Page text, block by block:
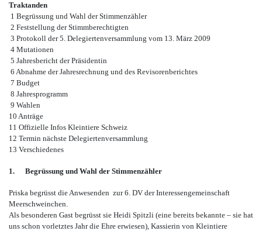
Traktanden
1 Begrüssung und Wahl der Stimmenzähler
2 Feststellung der Stimmberechtigten
3 Protokoll der 5. Delegiertenversammlung vom 13. März 2009
4 Mutationen
5 Jahresbericht der Präsidentin
6 Abnahme der Jahresrechnung und des Revisorenberichtes
7 Budget
8 Jahresprogramm
9 Wahlen
10 Anträge
11 Offizielle Infos Kleintiere Schweiz
12 Termin nächste Delegiertenversammlung
13 Verschiedenes
1. Begrüssung und Wahl der Stimmenzähler
Priska begrüsst die Anwesenden zur 6. DV der Interessengemeinschaft
Meerschweinchen.
Als besonderen Gast begrüsst sie Heidi Spitzli (eine bereits bekannte – sie hat
uns schon vorletztes Jahr die Ehre erwiesen), Kassierin von Kleintiere